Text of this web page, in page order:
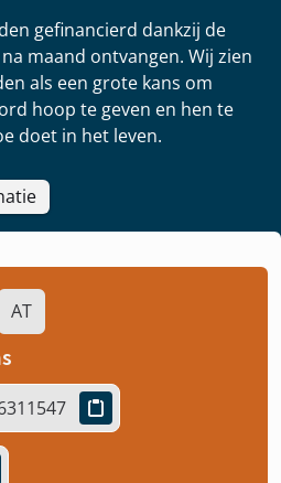
gefinancierd dankzij de
maand ontvangen. Wij zien
als een grote kans om
hoop te geven en hen te
doet in het leven.
AT